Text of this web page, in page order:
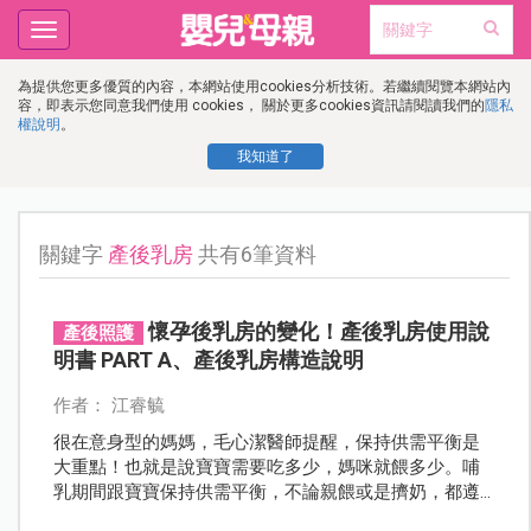
為提供您更多優質的內容，本網站使用cookies分析技術。若繼續閱覽本網站內
容，即表示您同意我們使用 cookies， 關於更多cookies資訊請閱讀我們的隱私
權說明 。
我知道了
Toggle
navigation
關鍵字 產後乳房共有6筆資料
產後照護
懷孕後乳房的變化！產後乳房使用說
明書 PART A、產後乳房構造說明
作者： 江睿毓
很在意身型的媽媽，毛心潔醫師提醒，保持供需平衡是
大重點！也就是說寶寶需要吃多少，媽咪就餵多少。哺
乳期間跟寶寶保持供需平衡，不論親餵或是擠奶，都遵